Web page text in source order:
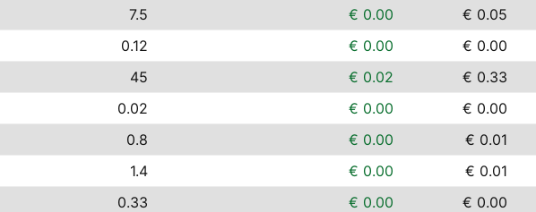
7.5 € 0.00 € 0.05
0.12 € 0.00 € 0.00
45 € 0.02 € 0.33
0.02 € 0.00 € 0.00
0.8 € 0.00 € 0.01
1.4 € 0.00 € 0.01
0.33 € 0.00 € 0.00